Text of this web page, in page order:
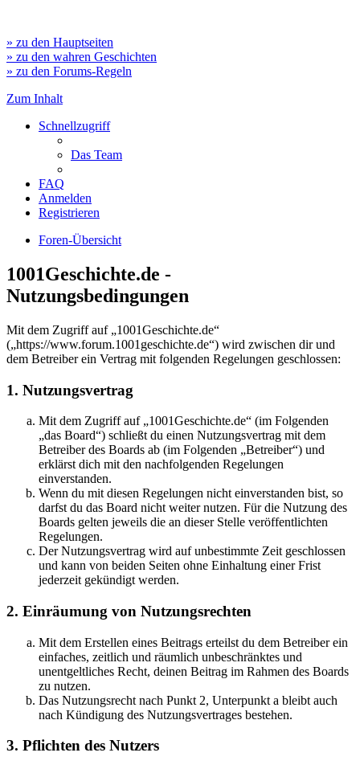
» zu den Hauptseiten
» zu den wahren Geschichten
» zu den Forums-Regeln
Zum Inhalt
Schnellzugriff
Das Team
FAQ
Anmelden
Registrieren
Foren-Übersicht
1001Geschichte.de -
Nutzungsbedingungen
Mit dem Zugriff auf „1001Geschichte.de“
(„https://www.forum.1001geschichte.de“) wird zwischen dir und
dem Betreiber ein Vertrag mit folgenden Regelungen geschlossen:
1. Nutzungsvertrag
Mit dem Zugriff auf „1001Geschichte.de“ (im Folgenden
„das Board“) schließt du einen Nutzungsvertrag mit dem
Betreiber des Boards ab (im Folgenden „Betreiber“) und
erklärst dich mit den nachfolgenden Regelungen
einverstanden.
Wenn du mit diesen Regelungen nicht einverstanden bist, so
darfst du das Board nicht weiter nutzen. Für die Nutzung des
Boards gelten jeweils die an dieser Stelle veröffentlichten
Regelungen.
Der Nutzungsvertrag wird auf unbestimmte Zeit geschlossen
und kann von beiden Seiten ohne Einhaltung einer Frist
jederzeit gekündigt werden.
2. Einräumung von Nutzungsrechten
Mit dem Erstellen eines Beitrags erteilst du dem Betreiber ein
einfaches, zeitlich und räumlich unbeschränktes und
unentgeltliches Recht, deinen Beitrag im Rahmen des Boards
zu nutzen.
Das Nutzungsrecht nach Punkt 2, Unterpunkt a bleibt auch
nach Kündigung des Nutzungsvertrages bestehen.
3. Pflichten des Nutzers